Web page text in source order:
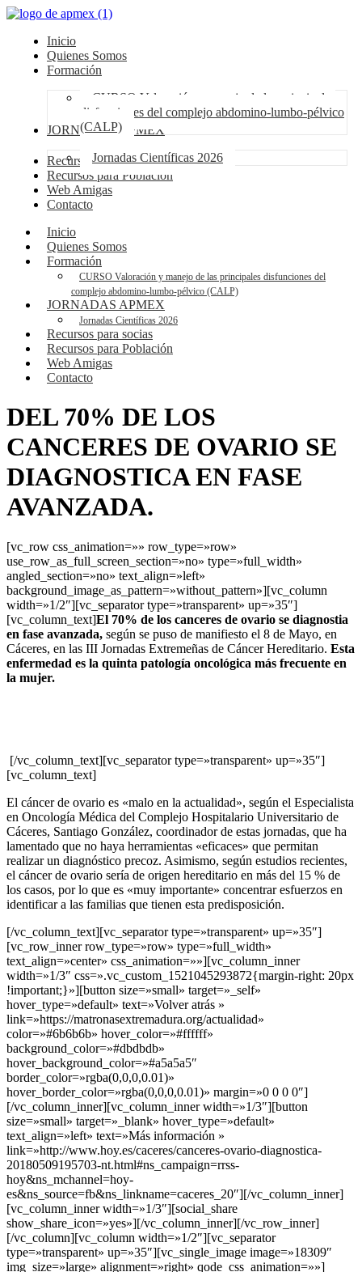
Inicio
Quienes Somos
Formación
CURSO Valoración y manejo de las principales
disfunciones del complejo abdomino-lumbo-pélvico
(CALP)
JORNADAS APMEX
Jornadas Científicas 2026
Recursos para socias
Recursos para Población
Web Amigas
Contacto
Inicio
Quienes Somos
Formación
CURSO Valoración y manejo de las principales disfunciones del
complejo abdomino-lumbo-pélvico (CALP)
JORNADAS APMEX
Jornadas Científicas 2026
Recursos para socias
Recursos para Población
Web Amigas
Contacto
DEL 70% DE LOS
CANCERES DE OVARIO SE
DIAGNOSTICA EN FASE
AVANZADA.
[vc_row css_animation=»» row_type=»row»
use_row_as_full_screen_section=»no» type=»full_width»
angled_section=»no» text_align=»left»
background_image_as_pattern=»without_pattern»][vc_column
width=»1/2″][vc_separator type=»transparent» up=»35″]
[vc_column_text]El 70% de los canceres de ovario se diagnostia
en fase avanzada, según se puso de manifiesto el 8 de Mayo, en
Cáceres, en las III Jornadas Extremeñas de Cáncer Hereditario. Esta
enfermedad es la quinta patología oncológica más frecuente en
la mujer.
[/vc_column_text][vc_separator type=»transparent» up=»35″]
[vc_column_text]
El cáncer de ovario es «malo en la actualidad», según el Especialista
en Oncología Médica del Complejo Hospitalario Universitario de
Cáceres, Santiago González, coordinador de estas jornadas, que ha
lamentado que no haya herramientas «eficaces» que permitan
realizar un diagnóstico precoz. Asimismo, según estudios recientes,
el cáncer de ovario sería de origen hereditario en más del 15 % de
los casos, por lo que es «muy importante» concentrar esfuerzos en
identificar a las familias que tienen esta predisposición.
[/vc_column_text][vc_separator type=»transparent» up=»35″]
[vc_row_inner row_type=»row» type=»full_width»
text_align=»center» css_animation=»»][vc_column_inner
width=»1/3″ css=».vc_custom_1521045293872{margin-right: 20px
!important;}»][button size=»small» target=»_self»
hover_type=»default» text=»Volver atrás »
link=»https://matronasextremadura.org/actualidad»
color=»#6b6b6b» hover_color=»#ffffff»
background_color=»#dbdbdb»
hover_background_color=»#a5a5a5″
border_color=»rgba(0,0,0,0.01)»
hover_border_color=»rgba(0,0,0,0.01)» margin=»0 0 0 0″]
[/vc_column_inner][vc_column_inner width=»1/3″][button
size=»small» target=»_blank» hover_type=»default»
text_align=»left» text=»Más información »
link=»http://www.hoy.es/caceres/canceres-ovario-diagnostica-
20180509195703-nt.html#ns_campaign=rrss-
hoy&ns_mchannel=hoy-
es&ns_source=fb&ns_linkname=caceres_20″][/vc_column_inner]
[vc_column_inner width=»1/3″][social_share
show_share_icon=»yes»][/vc_column_inner][/vc_row_inner]
[/vc_column][vc_column width=»1/2″][vc_separator
type=»transparent» up=»35″][vc_single_image image=»18309″
img_size=»large» alignment=»right» qode_css_animation=»»]